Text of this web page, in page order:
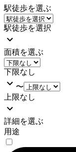
駅徒歩を選ぶ
駅徒歩を選択
面積を選ぶ
下限なし
〜
上限なし
詳細を選ぶ
用途